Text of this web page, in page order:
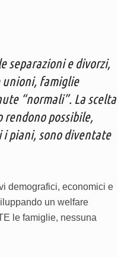
separazioni e divorzi,
unioni, famiglie
“normali”. La scelta
rendono possibile,
piani, sono diventate
demografici, economici e
un welfare
le famiglie, nessuna